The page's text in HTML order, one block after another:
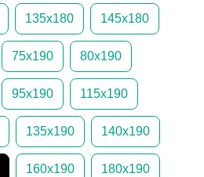
135х180 145х180
75х190 80х190
95х190 115х190
135х190 140х190
160х190 180х190